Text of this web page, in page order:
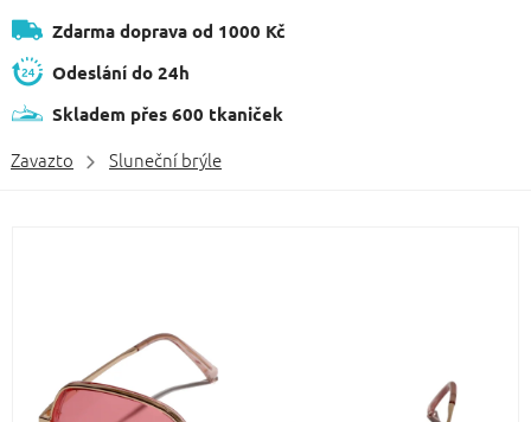
Zdarma doprava od 1000 Kč
Odeslání do 24h
Skladem přes 600 tkaniček
Zavazto Sluneční brýle